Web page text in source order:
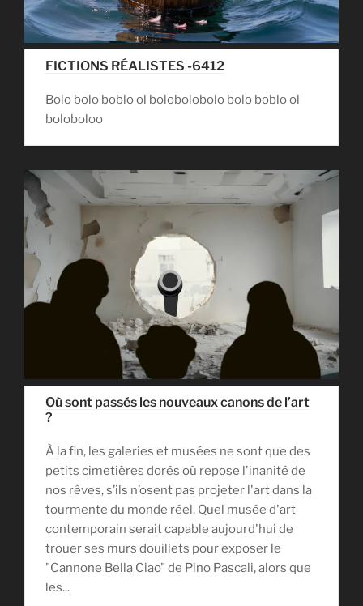
FICTIONS RÉALISTES -6412
Bolo bolo boblo ol bolobolobolo bolo boblo ol
boloboloo
Où sont passés les nouveaux canons de l’art
?
À la fin, les galeries et musées ne sont que des
petits cimetières dorés où repose l'inanité de
nos rêves, s’ils n’osent pas projeter l'art dans la
tourmente du monde réel. Quel musée d'art
contemporain serait capable aujourd'hui de
trouer ses murs douillets pour exposer le
"Cannone Bella Ciao" de Pino Pascali, alors que
les...